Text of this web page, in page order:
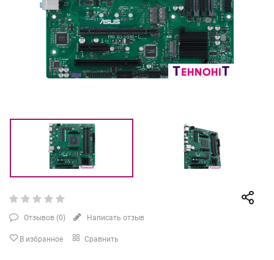
Отзывов (0) Написать отзыв
В избранное Сравнить